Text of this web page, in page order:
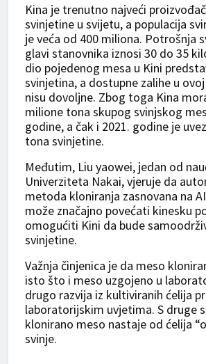
Kina je trenutno najveći
svinjetine u svijetu, a populacija
je veća od 400 miliona. Potrošnja
glavi stanovnika iznosi 30 do 35
dio pojedenog mesa u Kini
svinjetina, a dostupne zalihe u
nisu dovoljne. Zbog toga Kina
milione tona skupog svinjskog
godine, a čak i 2021. godine je
tona svinjetine.
Međutim, Liu yaowei, jedan od
Univerziteta Nakai, vjeruje da
metoda kloniranja zasnovana na
može značajno povećati kinesku
omogućiti Kini da bude
svinjetine.
Važnja činjenica je da meso
isto što i meso uzgojeno u
drugo razvija iz kultiviranih ćelija
laboratorijskim uvjetima. S druge
klonirano meso nastaje od ćelija
svinje.